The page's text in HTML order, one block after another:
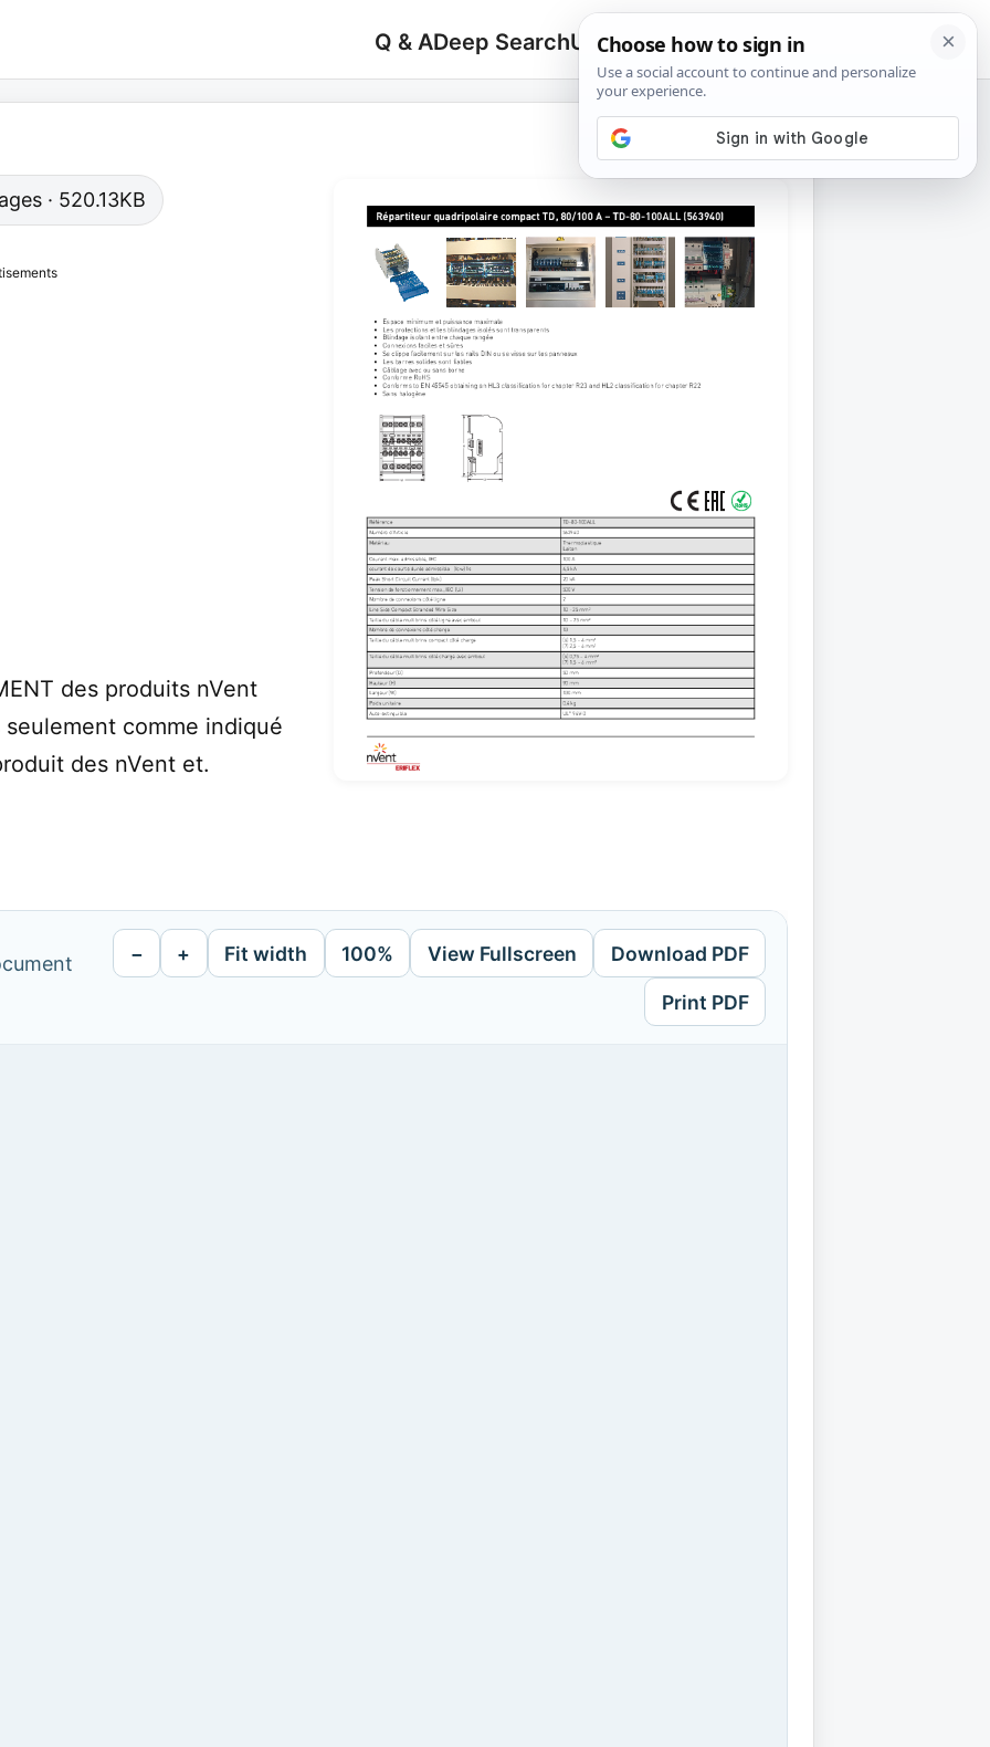
Q & ADeep SearchUpload
Search
for:
🔍
· 520.13KB
des produits nVent
comme indiqué
des nVent et.
− + Fit width 100% View Fullscreen Download PDF
Print PDF